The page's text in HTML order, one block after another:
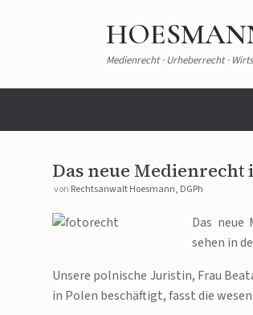
Medienrecht · Urheberrecht ·
Das neue Medienrecht
von Rechtsanwalt Hoesmann, DGPh
Das
sehen in
Unsere polnische Juristin, Frau
in Polen beschäftigt, fasst die